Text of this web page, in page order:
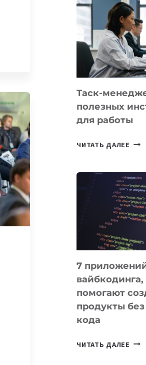
ДЛЯ
Таск-
полезных
для работы
ЧИТАТЬ ДАЛЕЕ
ДЛЯ
7
помогают
продукты
кода
ЧИТАТЬ ДАЛЕЕ